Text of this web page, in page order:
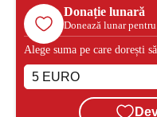
Donație lunară
Donează lunar
Alege suma pe care dorești